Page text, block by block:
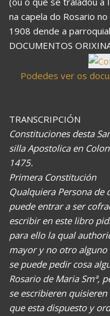
na capela do Rosario
1908 dende a
DOCUMENTOS
Podedes ver os
TRANSCRIPCIÓN
Constituciones desta
silla Apostolica en
1475.
Primera Constitución
Qualquiera Persona de
puede entrar a ser
escribir en este libro
para ello la qual
mayor y no otro alguno
se puede pedir cosa
Rosario de Maria Smª,
se escribieren
que esta dispuesto y